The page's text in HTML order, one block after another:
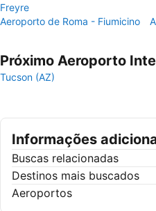
Freyre
Aeroporto de Roma - Fiumicino
Próximo Aeroporto
Tucson (AZ)
Informações
Buscas relacionadas
Destinos mais buscados
Aeroportos